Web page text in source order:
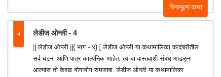
विनामूल्य वाचा
4 लेडीज ओन्ली - 4
|| लेडीज ओन्ली ||{ भाग - ४} [ लेडीज ओन्ली या कथामालिका कादंबरीतील
सर्व घटना आणि पात्र काल्पनिक आहेत. त्यांचा वास्तवाशी संबंध आढळून
आल्यास तो केवळ योगायोग समजावा. लेडीज ओन्ली या कथामालिका